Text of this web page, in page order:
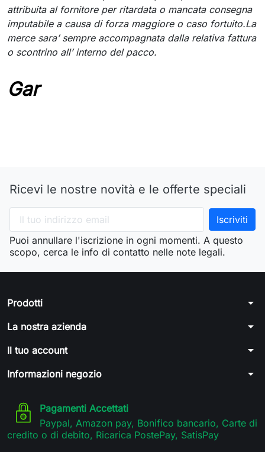
attribuita al fornitore per ritardata o mancata consegna
imputabile a causa di forza maggiore o caso fortuito.La
merce sara’ sempre accompagnata dalla relativa fattura
o scontrino all’ interno del pacco.
Gar
Ricevi le nostre novità e le offerte speciali
Puoi annullare l'iscrizione in ogni momenti. A questo
scopo, cerca le info di contatto nelle note legali.
Prodotti arrow_drop_down
La nostra azienda arrow_drop_down
Il tuo account arrow_drop_down
Informazioni negozio arrow_drop_down
Pagamenti Accettati
Paypal, Amazon pay, Bonifico bancario, Carte di
credito o di debito, Ricarica PostePay, SatisPay